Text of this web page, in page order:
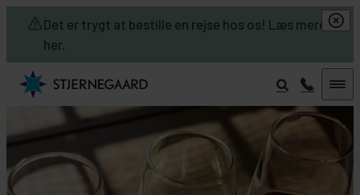
Det er trygt at bestille en rejse hos os! Læs mere
her.
Skip to main content